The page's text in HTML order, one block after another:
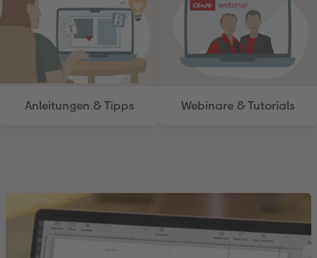
Anleitungen & Tipps Webinare & Tutorials